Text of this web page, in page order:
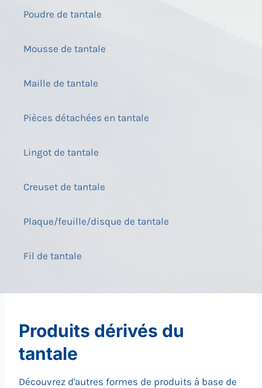
Poudre de tantale
Mousse de tantale
Maille de tantale
Pièces détachées en tantale
Lingot de tantale
Creuset de tantale
Plaque/feuille/disque de tantale
Fil de tantale
Produits dérivés du
tantale
Découvrez d'autres formes de produits à base de